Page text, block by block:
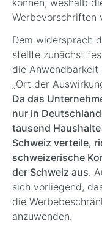
können, weshalb
Werbevorschriften
Dem widersprach
stellte zunächst
die Anwendbarkeit
„Ort der
Da das
nur in
tausend
Schweiz verteile,
schweizerische
der Schweiz aus.
sich vorliegend,
die
anzuwenden.